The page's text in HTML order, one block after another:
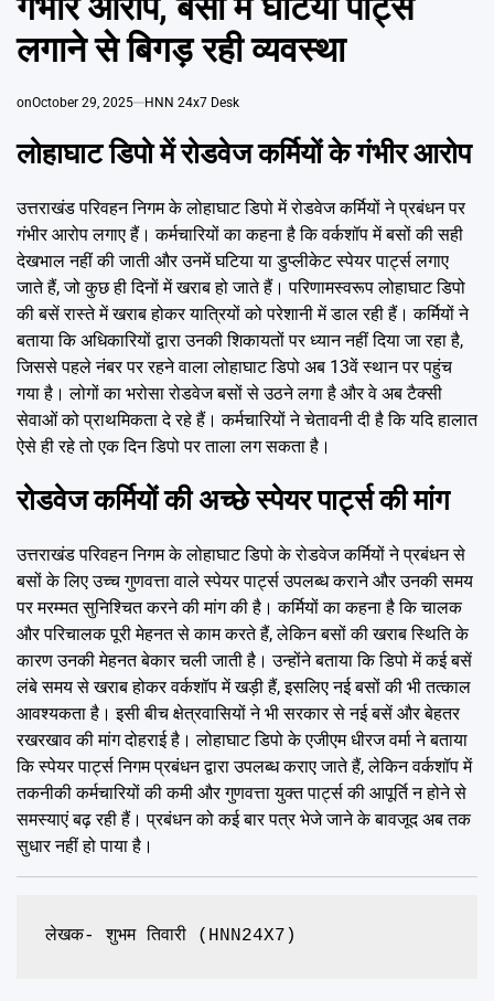
लगाने से बिगड़ रही व्यवस्था
onOctober 29, 2025 HNN 24x7 Desk
लोहाघाट डिपो में रोडवेज कर्मियों के गंभीर आरोप
उत्तराखंड परिवहन निगम के लोहाघाट डिपो में रोडवेज कर्मियों ने प्रबंधन पर
गंभीर आरोप लगाए हैं। कर्मचारियों का कहना है कि वर्कशॉप में बसों की सही
देखभाल नहीं की जाती और उनमें घटिया या डुप्लीकेट स्पेयर पार्ट्स लगाए
जाते हैं, जो कुछ ही दिनों में खराब हो जाते हैं। परिणामस्वरूप लोहाघाट डिपो
की बसें रास्ते में खराब होकर यात्रियों को परेशानी में डाल रही हैं। कर्मियों ने
बताया कि अधिकारियों द्वारा उनकी शिकायतों पर ध्यान नहीं दिया जा रहा है,
जिससे पहले नंबर पर रहने वाला लोहाघाट डिपो अब 13वें स्थान पर पहुंच
गया है। लोगों का भरोसा रोडवेज बसों से उठने लगा है और वे अब टैक्सी
सेवाओं को प्राथमिकता दे रहे हैं। कर्मचारियों ने चेतावनी दी है कि यदि हालात
ऐसे ही रहे तो एक दिन डिपो पर ताला लग सकता है।
रोडवेज कर्मियों की अच्छे स्पेयर पार्ट्स की मांग
उत्तराखंड परिवहन निगम के लोहाघाट डिपो के रोडवेज कर्मियों ने प्रबंधन से
बसों के लिए उच्च गुणवत्ता वाले स्पेयर पार्ट्स उपलब्ध कराने और उनकी समय
पर मरम्मत सुनिश्चित करने की मांग की है। कर्मियों का कहना है कि चालक
और परिचालक पूरी मेहनत से काम करते हैं, लेकिन बसों की खराब स्थिति के
कारण उनकी मेहनत बेकार चली जाती है। उन्होंने बताया कि डिपो में कई बसें
लंबे समय से खराब होकर वर्कशॉप में खड़ी हैं, इसलिए नई बसों की भी तत्काल
आवश्यकता है। इसी बीच क्षेत्रवासियों ने भी सरकार से नई बसें और बेहतर
रखरखाव की मांग दोहराई है। लोहाघाट डिपो के एजीएम धीरज वर्मा ने बताया
कि स्पेयर पार्ट्स निगम प्रबंधन द्वारा उपलब्ध कराए जाते हैं, लेकिन वर्कशॉप में
तकनीकी कर्मचारियों की कमी और गुणवत्ता युक्त पार्ट्स की आपूर्ति न होने से
समस्याएं बढ़ रही हैं। प्रबंधन को कई बार पत्र भेजे जाने के बावजूद अब तक
सुधार नहीं हो पाया है।
लेखक- शुभम तिवारी (HNN24X7)